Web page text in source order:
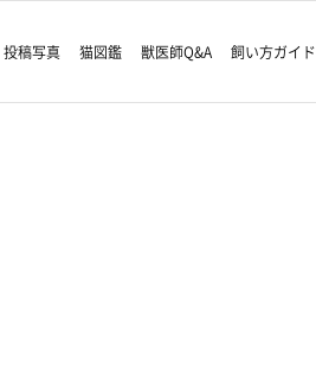
投稿写真 猫図鑑 獣医師Q&A 飼い方ガイド